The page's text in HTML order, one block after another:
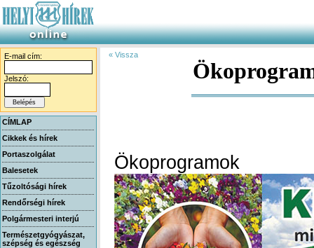
E-mail cím:
Jelszó:
CÍMLAP
Cikkek és hírek
Portaszolgálat
Balesetek
Tűzoltósági hírek
Rendőrségi hírek
Polgármesteri interjú
Természetgyógyászat,
szépség és egészség
« Vissza